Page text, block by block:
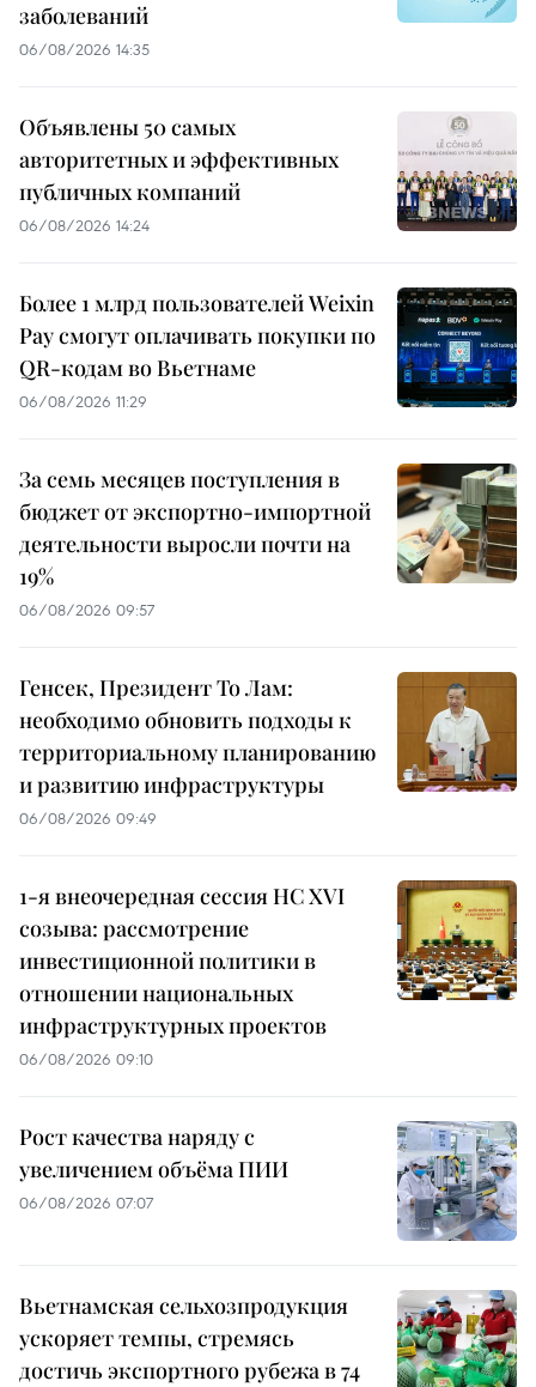
заболеваний
06/08/2026 14:35
Объявлены 50 самых
авторитетных и эффективных
публичных компаний
06/08/2026 14:24
Более 1 млрд пользователей Weixin
Pay смогут оплачивать покупки по
QR-кодам во Вьетнаме
06/08/2026 11:29
За семь месяцев поступления в
бюджет от экспортно-импортной
деятельности выросли почти на
19%
06/08/2026 09:57
Генсек, Президент То Лам:
необходимо обновить подходы к
территориальному планированию
и развитию инфраструктуры
06/08/2026 09:49
1-я внеочередная сессия НС XVI
созыва: рассмотрение
инвестиционной политики в
отношении национальных
инфраструктурных проектов
06/08/2026 09:10
Рост качества наряду с
увеличением объёма ПИИ
06/08/2026 07:07
Вьетнамская сельхозпродукция
ускоряет темпы, стремясь
достичь экспортного рубежа в 74